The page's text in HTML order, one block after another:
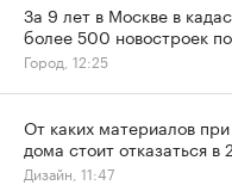
За 9 лет в Москве в
более 500 новостроек
Город, 12:25
От каких материалов
дома стоит отказаться в
Дизайн, 11:47